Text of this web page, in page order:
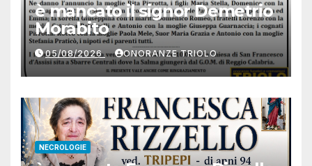
è mancato il signor Demetrio
Morabito
05/08/2026 ONORANZE TRIOLO
NECROLOGIE